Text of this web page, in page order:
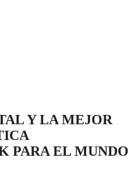
Y LA MEJOR
PARA EL MUNDO